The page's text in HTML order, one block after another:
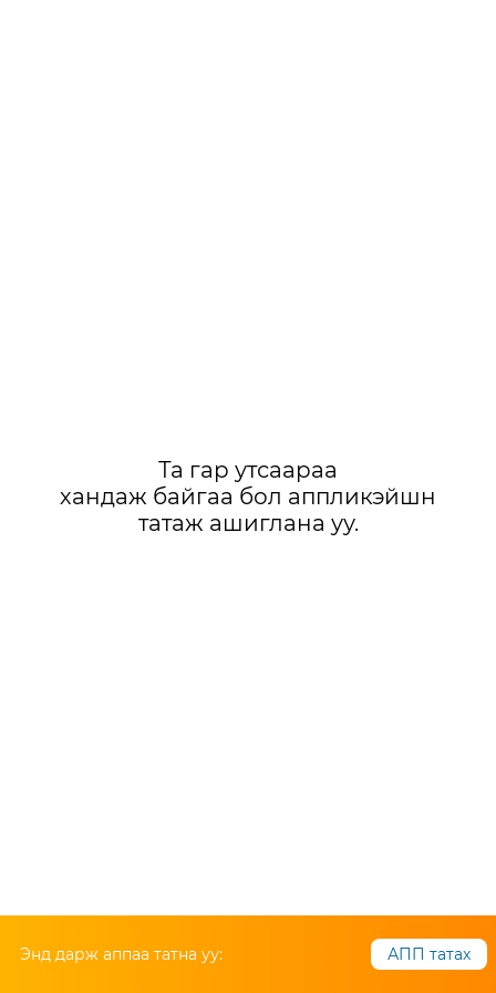
Та гар утсаараа
хандаж байгаа бол аппликэйшн
татаж ашиглана уу.
Энд дарж аппаа татна уу: АПП татах